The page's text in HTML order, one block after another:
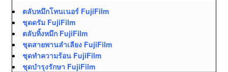
ตลับหมึกโทนเนอร์ FujiFilm
ชุดดรัม FujiFilm
ตลับทิ้งหมึก FujiFilm
ชุดสายพานลำเลียง FujiFilm
ชุดทำความร้อน FujiFilm
ชุดบำรุงรักษา FujiFilm